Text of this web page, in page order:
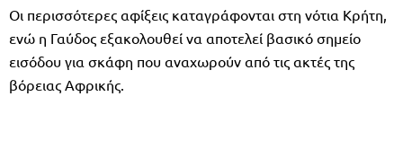
Οι περισσότερες αφίξεις καταγράφονται στη νότια Κρήτη,
ενώ η Γαύδος εξακολουθεί να αποτελεί βασικό σημείο
εισόδου για σκάφη που αναχωρούν από τις ακτές της
βόρειας Αφρικής.